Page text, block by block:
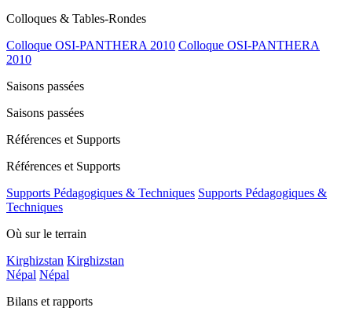
Colloques & Tables-Rondes
Colloque OSI-PANTHERA 2010 Colloque OSI-PANTHERA
2010
Saisons passées
Saisons passées
Références et Supports
Références et Supports
Supports Pédagogiques & Techniques Supports Pédagogiques &
Techniques
Où sur le terrain
Kirghizstan Kirghizstan
Népal Népal
Bilans et rapports